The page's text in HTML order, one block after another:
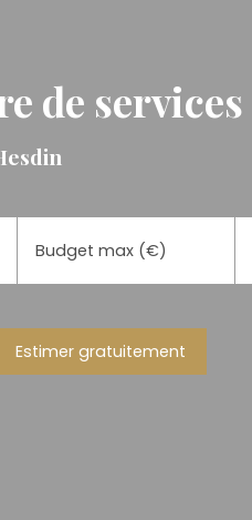
de services
Budget max (€)
Estimer gratuitement